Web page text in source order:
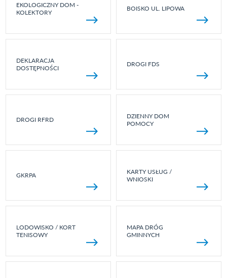
EKOLOGICZNY DOM -
KOLEKTORY
BOISKO UL. LIPOWA
DEKLARACJA
DOSTĘPNOŚCI
DROGI FDS
DROGI RFRD
DZIENNY DOM
POMOCY
GKRPA
KARTY USŁUG /
WNIOSKI
LODOWISKO / KORT
TENISOWY
MAPA DRÓG
GMINNYCH